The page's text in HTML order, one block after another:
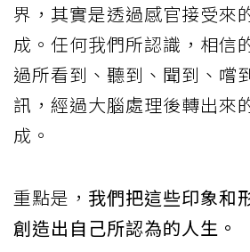
界，其實是透過感官接受來
成。任何我們所認識，相信
過所看到、聽到、聞到、嚐
訊，經過大腦處理後轉出來
成。
重點是， 我們把這些印象和
創造出自己所認為的人生。